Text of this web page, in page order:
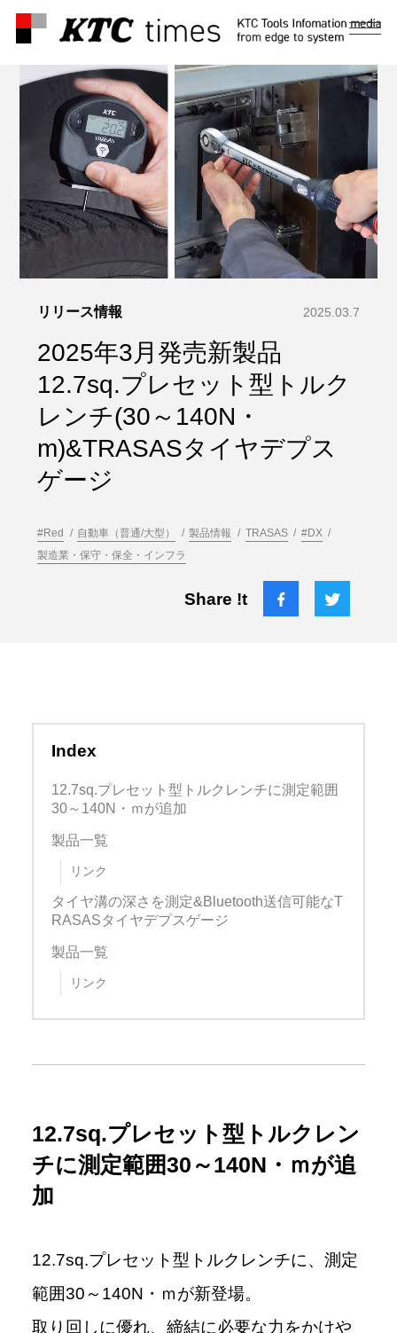
メ
ュ
ー
リリース情報 2025.03.7
2025年3月発売新製品
12.7sq.プレセット型トルク
レンチ(30～140N・
m)&TRASASタイヤデプス
ゲージ
#Red 自動車（普通/大型） 製品情報 TRASAS
#DX
製造業・保守・保全・インフラ
Share !t
Index
12.7sq.プレセット型トルクレンチに測定範囲
30～140N・ｍが追加
製品一覧
リンク
タイヤ溝の深さを測定&Bluetooth送信可能なT
RASASタイヤデプスゲージ
製品一覧
リンク
12.7sq.プレセット型トルクレン
チに測定範囲30～140N・ｍが追
加
12.7sq.プレセット型トルクレンチに、測定
範囲30～140N・ｍが新登場。
取り回しに優れ、締結に必要な力をかけや